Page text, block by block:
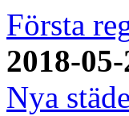
Första
2018-
Nya